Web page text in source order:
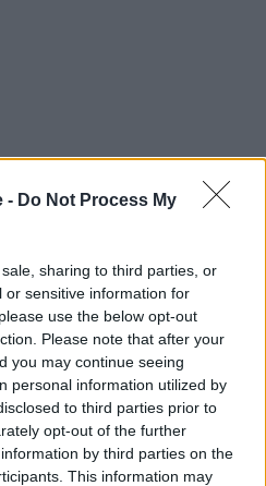
- Do Not Process My
sharing to third parties, or
or sensitive information for
use the below opt-out
Please note that after your
you may continue seeing
personal information utilized by
to third parties prior to
opt-out of the further
by third parties on the
This information may